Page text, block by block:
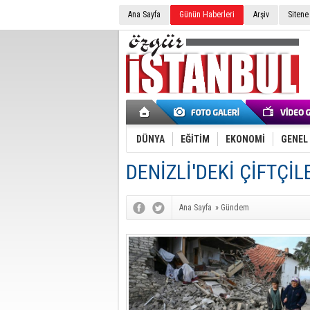
Ana Sayfa Günün Haberleri Arşiv
DÜNYA EĞİTİM EKONOMİ GENEL
DENİZLİ'DEKİ
Ana Sayfa » Gündem